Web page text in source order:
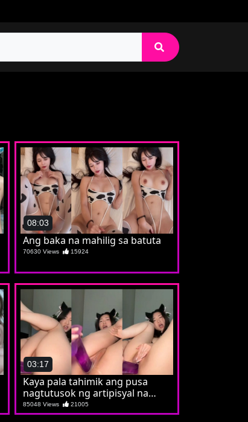
08:03
Ang baka na mahilig sa batuta
70630 Views 15924
03:17
Kaya pala tahimik ang pusa
nagtutusok ng artipisyal na
batuta
85048 Views 21005